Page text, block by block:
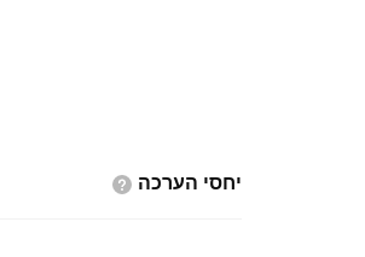
יחסי הערכה